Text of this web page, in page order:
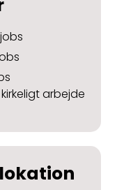
arbejde